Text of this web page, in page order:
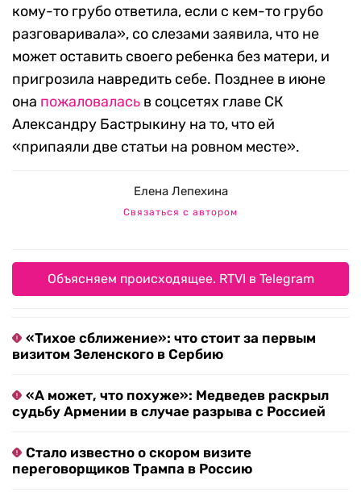
кому-то грубо ответила, если с кем-то грубо
разговаривала», со слезами заявила, что не
может оставить своего ребенка без матери, и
пригрозила навредить себе. Позднее в июне
она пожаловалась в соцсетях главе СК
Александру Бастрыкину на то, что ей
«припаяли две статьи на ровном месте».
Елена Лепехина
Связаться с автором
Объясняем происходящее. RTVI в Telegram
«Тихое сближение»: что стоит за первым
визитом Зеленского в Сербию
«А может, что похуже»: Медведев раскрыл
судьбу Армении в случае разрыва с Россией
Стало известно о скором визите
переговорщиков Трампа в Россию